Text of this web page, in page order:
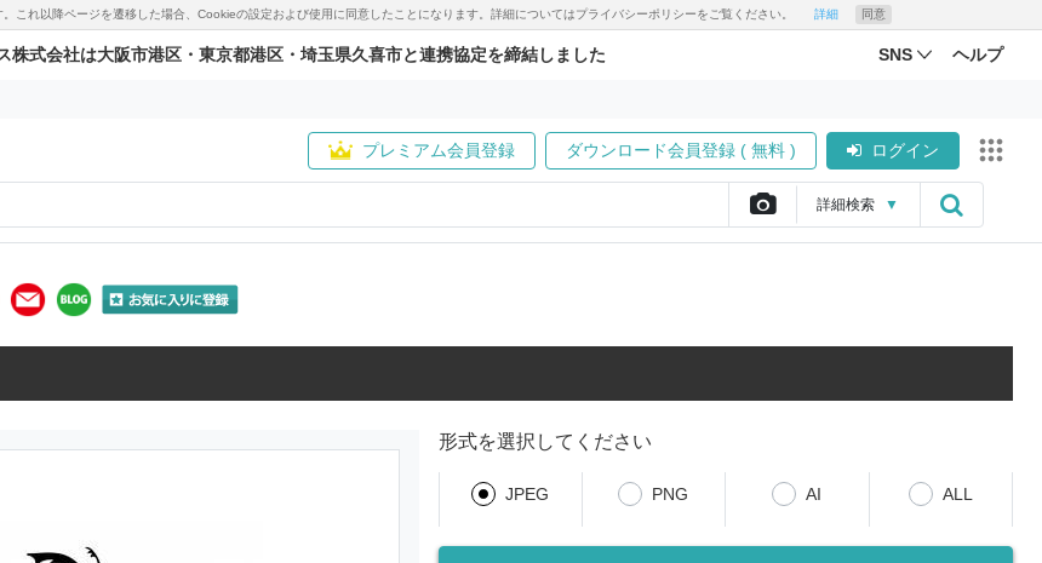
これ以降ページを遷移した場合、Cookieの設定および使用に同意したことになります。詳細についてはプライバシーポリシーをご覧ください。 詳細 同意
株式会社は大阪市港区・東京都港区・埼玉県久喜市と連携協定を締結しました SNS ヘルプ
プレミアム会員登録 ダウンロード会員登録 ( 無料 ) ログイン
詳細検索 ▼
形式を選択してください
JPEG PNG AI ALL